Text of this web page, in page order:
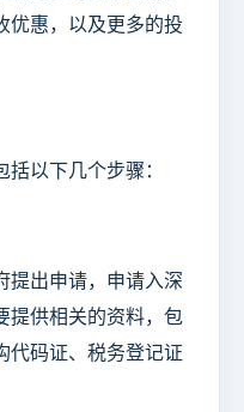
优惠，以及更多的投
以下几个步骤：
提出申请，申请入深
提供相关的资料，包
代码证、税务登记证